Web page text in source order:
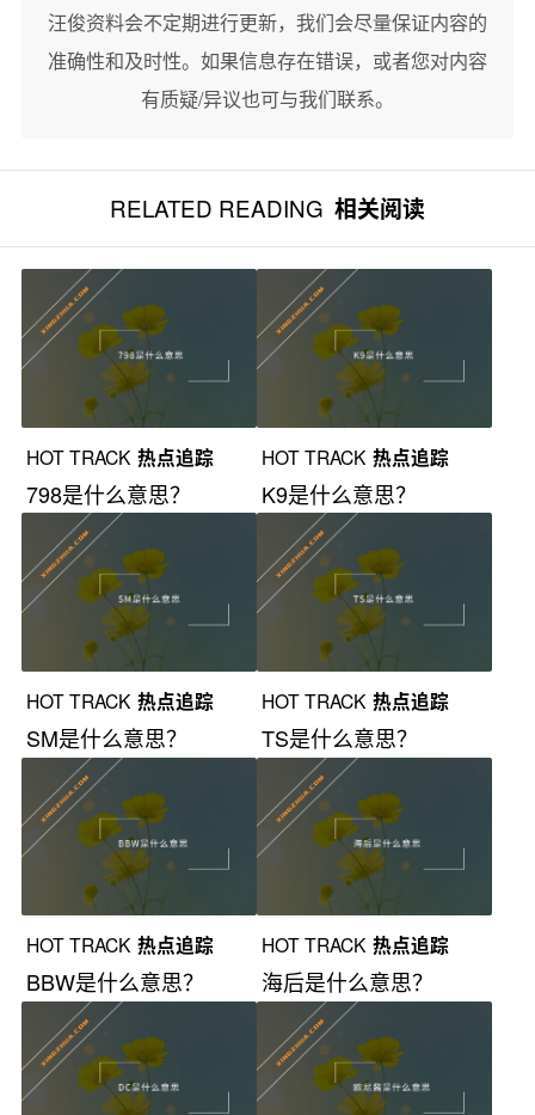
汪俊资料会不定期进行更新，我们会尽量保证内容的
准确性和及时性。如果信息存在错误，或者您对内容
有质疑/异议也可与我们联系。
RELATED READING 相关阅读
HOT TRACK 热点追踪
798是什么意思？
HOT TRACK 热点追踪
K9是什么意思？
HOT TRACK 热点追踪
SM是什么意思？
HOT TRACK 热点追踪
TS是什么意思？
HOT TRACK 热点追踪
BBW是什么意思？
HOT TRACK 热点追踪
海后是什么意思？